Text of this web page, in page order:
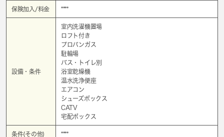
保険加入/料金 ****
設備・条件
室内洗濯機置場
ロフト付き
プロパンガス
駐輪場
バス・トイレ別
浴室乾燥機
温水洗浄便座
エアコン
シューズボックス
CATV
宅配ボックス
条件(その他) ****